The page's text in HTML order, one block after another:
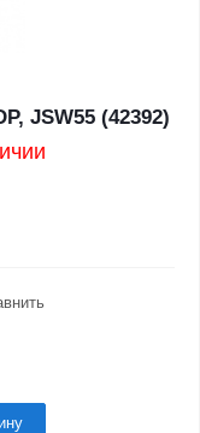
JSW55 (42392)